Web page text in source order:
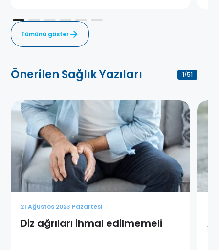
Tümünü göster
Önerilen Sağlık Yazıları 1/51
21 Ağustos 2023 Pazartesi
Diz ağrıları ihmal edilmemeli
21